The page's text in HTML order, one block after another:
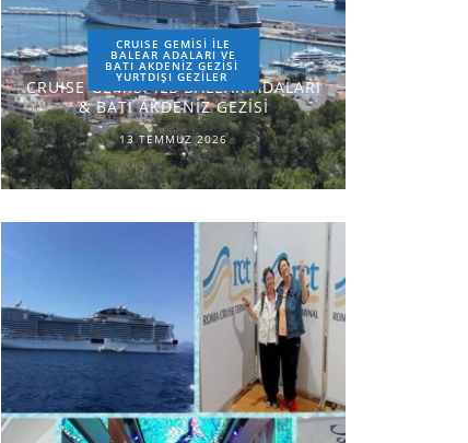
CRUISE GEMİSİ İLE
BALEAR ADALARI VE
BATI AKDENİZ GEZİSİ
YURTDIŞI GEZILER
CRUISE GEMİSİ İLE BALEAR ADALARI
& BATI AKDENİZ GEZİSİ
13 TEMMUZ 2026